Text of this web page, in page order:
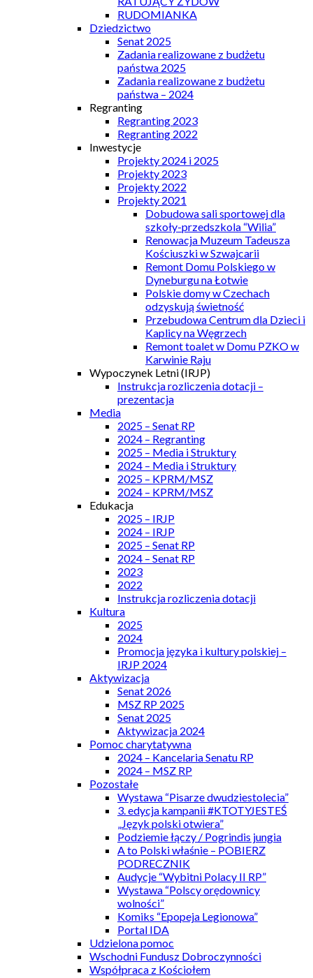
RUDOMIANKA
Dziedzictwo
Senat 2025
Zadania realizowane z budżetu
państwa 2025
Zadania realizowane z budżetu
państwa – 2024
Regranting
Regranting 2023
Regranting 2022
Inwestycje
Projekty 2024 i 2025
Projekty 2023
Projekty 2022
Projekty 2021
Dobudowa sali sportowej dla
szkoły-przedszkola “Wilia”
Renowacja Muzeum Tadeusza
Kościuszki w Szwajcarii
Remont Domu Polskiego w
Dyneburgu na Łotwie
Polskie domy w Czechach
odzyskują świetność
Przebudowa Centrum dla Dzieci i
Kaplicy na Węgrzech
Remont toalet w Domu PZKO w
Karwinie Raju
Wypoczynek Letni (IRJP)
Instrukcja rozliczenia dotacji –
prezentacja
Media
2025 – Senat RP
2024 – Regranting
2025 – Media i Struktury
2024 – Media i Struktury
2025 – KPRM/MSZ
2024 – KPRM/MSZ
Edukacja
2025 – IRJP
2024 – IRJP
2025 – Senat RP
2024 – Senat RP
2023
2022
Instrukcja rozliczenia dotacji
Kultura
2025
2024
Promocja języka i kultury polskiej –
IRJP 2024
Aktywizacja
Senat 2026
MSZ RP 2025
Senat 2025
Aktywizacja 2024
Pomoc charytatywna
2024 – Kancelaria Senatu RP
2024 – MSZ RP
Pozostałe
Wystawa “Pisarze dwudziestolecia”
3. edycja kampanii #KTOTYJESTEŚ
„Język polski otwiera”
Podziemie łączy / Pogrindis jungia
A to Polski właśnie – POBIERZ
PODRECZNIK
Audycje “Wybitni Polacy II RP”
Wystawa “Polscy orędownicy
wolności”
Komiks “Epopeja Legionowa”
Portal IDA
Udzielona pomoc
Wschodni Fundusz Dobroczynności
Współpraca z Kościołem